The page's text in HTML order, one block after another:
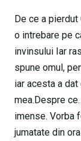
De ce a pierdut
o intrebare pe
invinsului Iar
spune omul,
iar acesta a
mea.Despre
imense. Vorba
jumatate din